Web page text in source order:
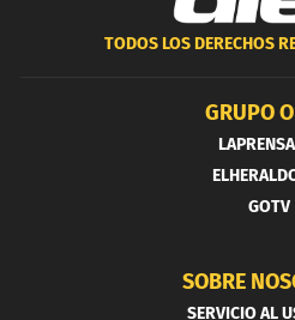
TODOS LOS DERECHOS
GRUPO
GOTV
SOBRE
SERVICIO AL